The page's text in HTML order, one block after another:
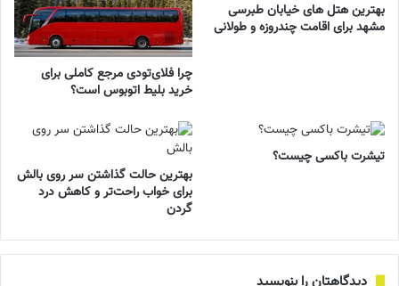
بهترین هتل های خیابان طبرسی
مشهد برای اقامت چندروزه و طولانی
چرا فلای‌تودی مرجع کاملی برای
خرید بلیط اتوبوس است؟
تیشرت باکسی چیست؟
بهترین حالت گذاشتن سر روی بالش
برای خواب راحت‌تر و کاهش درد
گردن